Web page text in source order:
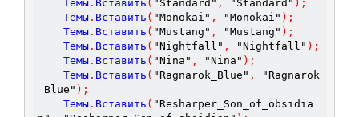
	Темы
. Вставить ( "Standard" , "Standard" ) ;
	Темы
. Вставить ( "Monokai" , "Monokai" ) ;
	Темы
. Вставить ( "Mustang" , "Mustang" ) ;
	Темы
. Вставить ( "Nightfall" , "Nightfall" ) ;
	Темы
. Вставить ( "Nina" , "Nina" ) ;
	Темы
. Вставить ( "Ragnarok_Blue" ,
"Ragnarok
_Blue" ) ;
	Темы
. Вставить ( "Resharper_Son_of_obsidia